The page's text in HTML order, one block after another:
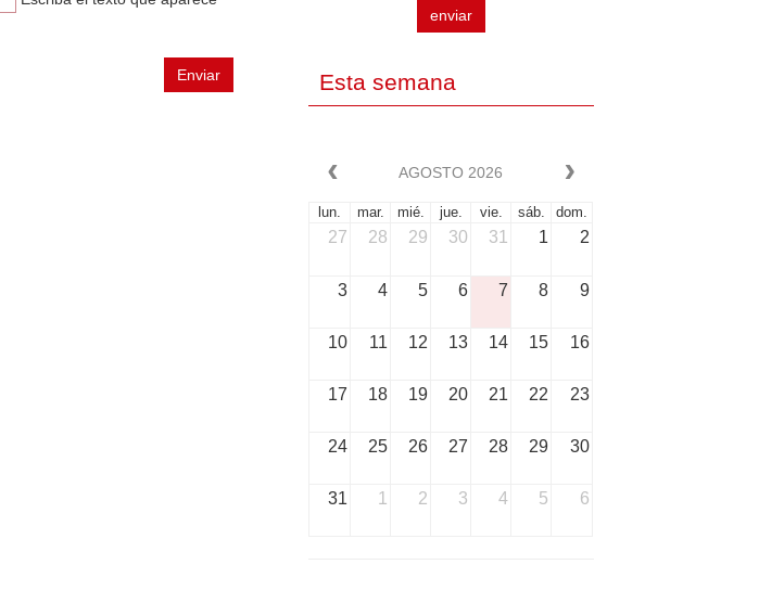
Enviar
enviar
Esta semana
AGOSTO 2026
lun. mar. mié. jue. vie. sáb. dom.
27 28 29 30 31 1 2
3 4 5 6 7 8 9
10 11 12 13 14 15 16
17 18 19 20 21 22 23
24 25 26 27 28 29 30
31 1 2 3 4 5 6